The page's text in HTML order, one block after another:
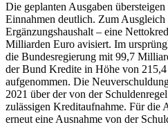
Die geplanten Ausgaben
Einnahmen deutlich. Zum
Ergänzungshaushalt – eine
Milliarden Euro avisiert. Im
die Bundesregierung mit 99,7
der Bund Kredite in Höhe von
aufgenommen. Die
2021 über der von der
zulässigen Kreditaufnahme. Für die
erneut eine Ausnahme von der